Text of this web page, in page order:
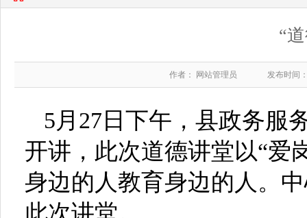
“
作者： 网站管理员 发布时间
5月27日下午，县政务服
开讲，此次道德讲堂以“爱
身边的人教育身边的人。
此次讲堂。